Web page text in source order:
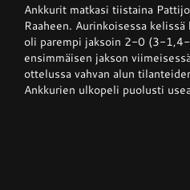
–
Pattijoki
otti
voiton
Ankkurit matkasi tiistaina
Raaheen. Aurinkoisessa
oli parempi jaksoin 2-0 (3-
ensimmäisen jakson
ottelussa vahvan alun
Ankkurien ulkopeli puolusti